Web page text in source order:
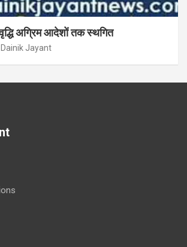
अग्रिम आदेशों तक स्थगित
Dainik Jayant